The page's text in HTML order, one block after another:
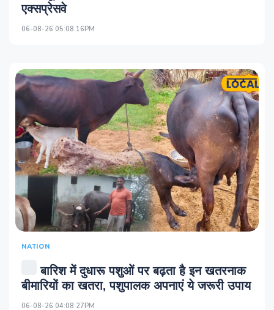
एक्सप्रेसवे
06-08-26 05:08:16PM
NATION
बारिश में दुधारू पशुओं पर बढ़ता है इन खतरनाक
बीमारियों का खतरा, पशुपालक अपनाएं ये जरूरी उपाय
06-08-26 04:08:27PM